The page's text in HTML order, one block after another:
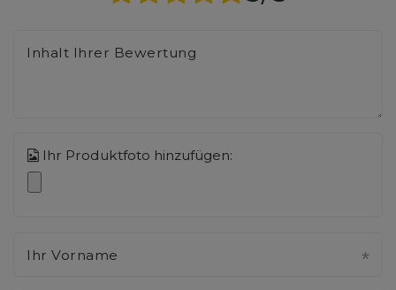
Inhalt Ihrer Bewertung
Ihr Produktfoto hinzufügen:
Ihr Vorname